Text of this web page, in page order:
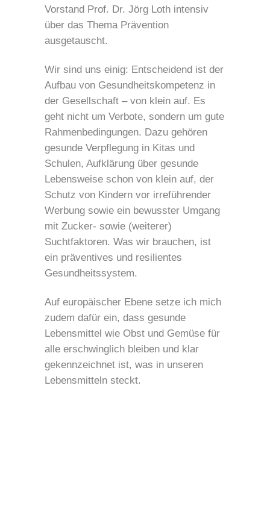
Vorstand Prof. Dr. Jörg Loth intensiv
über das Thema Prävention
ausgetauscht.
Wir sind uns einig: Entscheidend ist der
Aufbau von Gesundheitskompetenz in
der Gesellschaft – von klein auf. Es
geht nicht um Verbote, sondern um gute
Rahmenbedingungen. Dazu gehören
gesunde Verpflegung in Kitas und
Schulen, Aufklärung über gesunde
Lebensweise schon von klein auf, der
Schutz von Kindern vor irreführender
Werbung sowie ein bewusster Umgang
mit Zucker- sowie (weiterer)
Suchtfaktoren. Was wir brauchen, ist
ein präventives und resilientes
Gesundheitssystem.
Auf europäischer Ebene setze ich mich
zudem dafür ein, dass gesunde
Lebensmittel wie Obst und Gemüse für
alle erschwinglich bleiben und klar
gekennzeichnet ist, was in unseren
Lebensmitteln steckt.